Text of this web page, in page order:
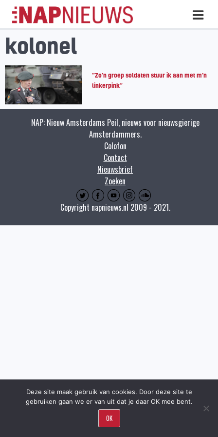
Skip
naar
inhoud
kolonel
“Zo’n groep soldaten stuur ik aan met m’n
linkerpink”
NAP: Nieuw Amsterdams Peil, nieuws voor nieuwsgierige
Amsterdammers.
Colofon
Contact
Nieuwsbrief
Zoeken
Copyright napnieuws.nl 2009 - 2021.
Deze site maak gebruik van cookies. Door deze site te
gebruiken gaan we er van uit dat je daar OK mee bent.
OK